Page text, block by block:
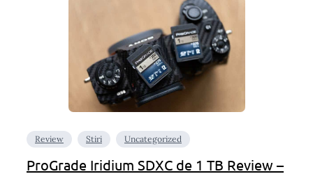
Review Stiri Uncategorized
ProGrade Iridium SDXC de 1 TB Review –